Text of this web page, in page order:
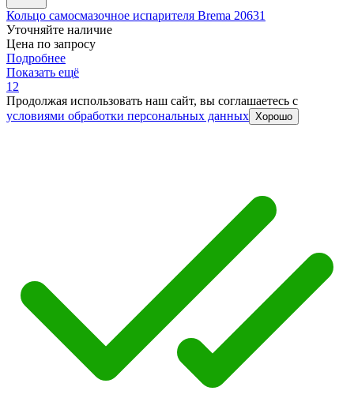
Кольцо самосмазочное испарителя Brema 20631
Уточняйте наличие
Цена по запросу
Подробнее
Показать ещё
1 2
Продолжая использовать наш сайт, вы соглашаетесь c
условиями обработки персональных данных Хорошо